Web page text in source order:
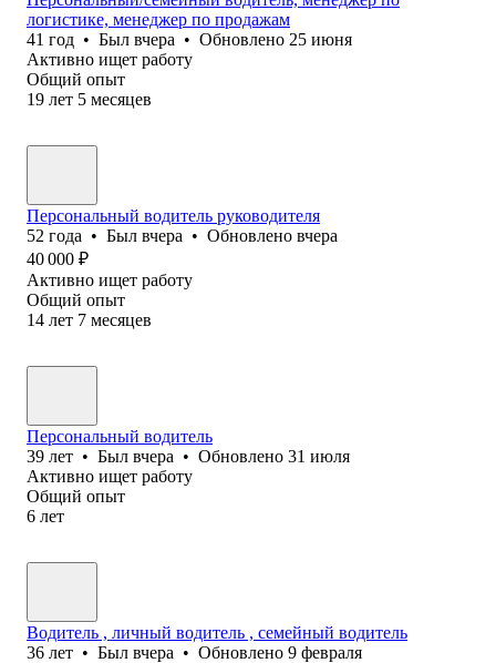
логистике, менеджер по продажам
41 год • Был вчера • Обновлено 25 июня
Активно ищет работу
Общий опыт
19 лет 5 месяцев
Персональный водитель руководителя
52 года • Был вчера • Обновлено вчера
40 000 ₽
Активно ищет работу
Общий опыт
14 лет 7 месяцев
Персональный водитель
39 лет • Был вчера • Обновлено 31 июля
Активно ищет работу
Общий опыт
6 лет
Водитель , личный водитель , семейный водитель
36 лет • Был вчера • Обновлено 9 февраля